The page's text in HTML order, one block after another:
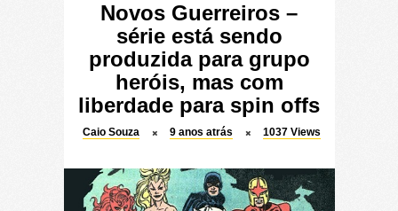
Novos Guerreiros –
série está sendo
produzida para grupo
heróis, mas com
liberdade para spin offs
Caio Souza 9 anos atrás 1037 Views